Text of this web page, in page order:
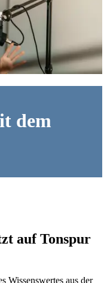
dem
auf Tonspur
Wissenswertes aus der